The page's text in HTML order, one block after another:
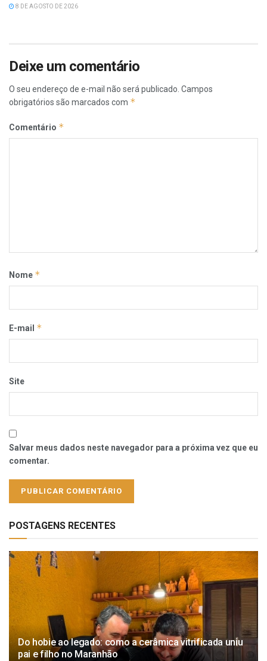
8 DE AGOSTO DE 2026
Deixe um comentário
O seu endereço de e-mail não será publicado. Campos
obrigatórios são marcados com *
Comentário *
Nome *
E-mail *
Site
Salvar meus dados neste navegador para a próxima vez que eu
comentar.
POSTAGENS RECENTES
Do hobie ao legado: como a cerâmica vitrificada uniu
pai e filho no Maranhão